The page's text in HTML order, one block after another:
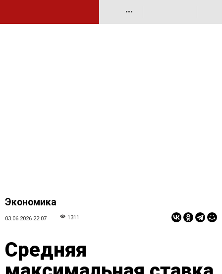
•••
Экономика
03.06.2026 22:07 1311
Средняя